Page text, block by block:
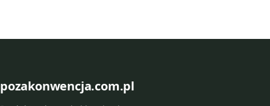
pozakonwencja.com.pl